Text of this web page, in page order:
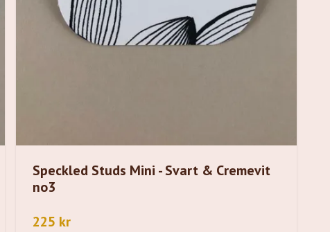
Speckled Studs Mini - Svart & Cremevit
no3
225 kr